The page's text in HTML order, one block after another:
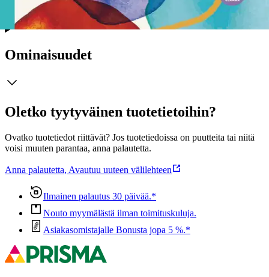
Näytä lisää tuotekuvausta
Ominaisuudet
Oletko tyytyväinen tuotetietoihin?
Ovatko tuotetiedot riittävät? Jos tuotetiedoissa on puutteita tai niitä
voisi muuten parantaa, anna palautetta.
Anna palautetta, Avautuu uuteen välilehteen
Ilmainen palautus 30 päivää.*
Nouto myymälästä ilman toimituskuluja.
Asiakasomistajalle Bonusta jopa 5 %.*